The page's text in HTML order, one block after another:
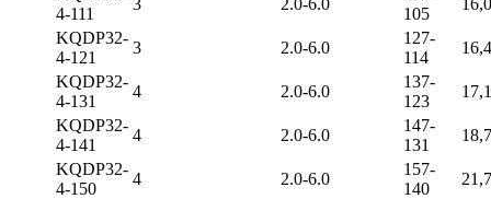
4-111
105
KQDP32-
4-121
3 2.0-6.0
127-
114
KQDP32-
4-131
4 2.0-6.0
137-
123
KQDP32-
4-141
4 2.0-6.0
147-
131
KQDP32-
4-150
4 2.0-6.0
157-
140